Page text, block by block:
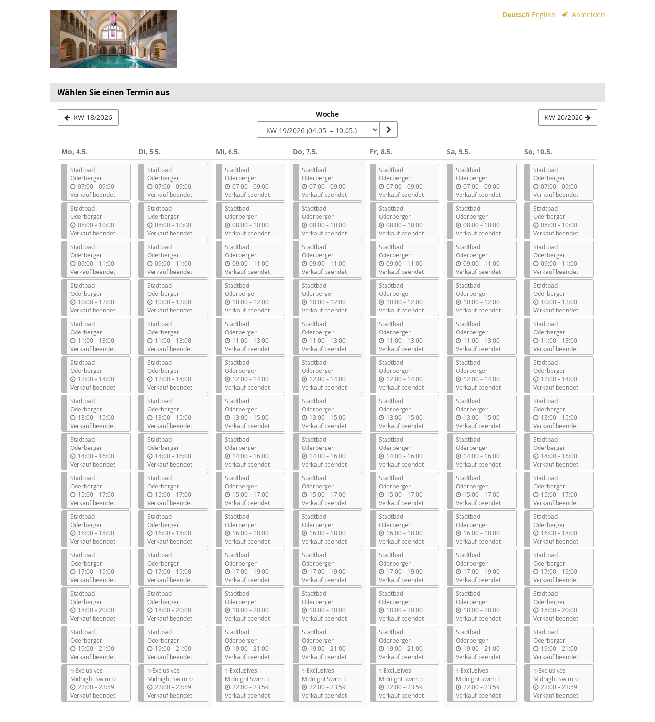
Deutsch English Anmelden
Wählen Sie einen Termin aus
KW 18/2026
auswählen
Woche KW 20/2026
Mo, 4.5.
Stadtbad
Oderberger
07:00–b
i
s
09:00
Verkauf beendet
Stadtbad
Oderberger
08:00–b
i
s
10:00
Verkauf beendet
Stadtbad
Oderberger
09:00–b
i
s
11:00
Verkauf beendet
Stadtbad
Oderberger
10:00–b
i
s
12:00
Verkauf beendet
Stadtbad
Oderberger
11:00–b
i
s
13:00
Verkauf beendet
Stadtbad
Oderberger
12:00–b
i
s
14:00
Verkauf beendet
Stadtbad
Oderberger
13:00–b
i
s
15:00
Verkauf beendet
Stadtbad
Oderberger
14:00–b
i
s
16:00
Verkauf beendet
Stadtbad
Oderberger
15:00–b
i
s
17:00
Verkauf beendet
Stadtbad
Oderberger
16:00–b
i
s
18:00
Verkauf beendet
Stadtbad
Oderberger
17:00–b
i
s
19:00
Verkauf beendet
Stadtbad
Oderberger
18:00–b
i
s
20:00
Verkauf beendet
Stadtbad
Oderberger
19:00–b
i
s
21:00
Verkauf beendet
✨Exclusives
Midnight Swim ✨
22:00–b
i
s
23:59
Verkauf beendet
Di, 5.5.
Stadtbad
Oderberger
07:00 –b
i
s
09:00
Verkauf beendet
Stadtbad
Oderberger
08:00 –b
i
s
10:00
Verkauf beendet
Stadtbad
Oderberger
09:00 –b
i
s
11:00
Verkauf beendet
Stadtbad
Oderberger
10:00 –b
i
s
12:00
Verkauf beendet
Stadtbad
Oderberger
11:00 –b
i
s
13:00
Verkauf beendet
Stadtbad
Oderberger
12:00 –b
i
s
14:00
Verkauf beendet
Stadtbad
Oderberger
13:00 –b
i
s
15:00
Verkauf beendet
Stadtbad
Oderberger
14:00 –b
i
s
16:00
Verkauf beendet
Stadtbad
Oderberger
15:00 –b
i
s
17:00
Verkauf beendet
Stadtbad
Oderberger
16:00 –b
i
s
18:00
Verkauf beendet
Stadtbad
Oderberger
17:00 –b
i
s
19:00
Verkauf beendet
Stadtbad
Oderberger
18:00 –b
i
s
20:00
Verkauf beendet
Stadtbad
Oderberger
19:00 –b
i
s
21:00
Verkauf beendet
✨Exclusives
Midnight Swim ✨
22:00 –b
i
s
23:59
Verkauf beendet
Mi, 6.5.
Stadtbad
Oderberger
07:00 –b
i
s
09:00
Verkauf beendet
Stadtbad
Oderberger
08:00 –b
i
s
10:00
Verkauf beendet
Stadtbad
Oderberger
09:00 –b
i
s
11:00
Verkauf beendet
Stadtbad
Oderberger
10:00 –b
i
s
12:00
Verkauf beendet
Stadtbad
Oderberger
11:00 –b
i
s
13:00
Verkauf beendet
Stadtbad
Oderberger
12:00 –b
i
s
14:00
Verkauf beendet
Stadtbad
Oderberger
13:00 –b
i
s
15:00
Verkauf beendet
Stadtbad
Oderberger
14:00 –b
i
s
16:00
Verkauf beendet
Stadtbad
Oderberger
15:00 –b
i
s
17:00
Verkauf beendet
Stadtbad
Oderberger
16:00 –b
i
s
18:00
Verkauf beendet
Stadtbad
Oderberger
17:00 –b
i
s
19:00
Verkauf beendet
Stadtbad
Oderberger
18:00 –b
i
s
20:00
Verkauf beendet
Stadtbad
Oderberger
19:00 –b
i
s
21:00
Verkauf beendet
✨Exclusives
Midnight Swim ✨
22:00 –b
i
s
23:59
Verkauf beendet
Do, 7.5.
Stadtbad
Oderberger
07:00–b
i
s
09:00
Verkauf beendet
Stadtbad
Oderberger
08:00–b
i
s
10:00
Verkauf beendet
Stadtbad
Oderberger
09:00–b
i
s
11:00
Verkauf beendet
Stadtbad
Oderberger
10:00–b
i
s
12:00
Verkauf beendet
Stadtbad
Oderberger
11:00–b
i
s
13:00
Verkauf beendet
Stadtbad
Oderberger
12:00–b
i
s
14:00
Verkauf beendet
Stadtbad
Oderberger
13:00–b
i
s
15:00
Verkauf beendet
Stadtbad
Oderberger
14:00–b
i
s
16:00
Verkauf beendet
Stadtbad
Oderberger
15:00–b
i
s
17:00
Verkauf beendet
Stadtbad
Oderberger
16:00–b
i
s
18:00
Verkauf beendet
Stadtbad
Oderberger
17:00–b
i
s
19:00
Verkauf beendet
Stadtbad
Oderberger
18:00–b
i
s
20:00
Verkauf beendet
Stadtbad
Oderberger
19:00–b
i
s
21:00
Verkauf beendet
✨Exclusives
Midnight Swim ✨
22:00–b
i
s
23:59
Verkauf beendet
Fr, 8.5.
Stadtbad
Oderberger
07:00–b
i
s
09:00
Verkauf beendet
Stadtbad
Oderberger
08:00–b
i
s
10:00
Verkauf beendet
Stadtbad
Oderberger
09:00–b
i
s
11:00
Verkauf beendet
Stadtbad
Oderberger
10:00–b
i
s
12:00
Verkauf beendet
Stadtbad
Oderberger
11:00–b
i
s
13:00
Verkauf beendet
Stadtbad
Oderberger
12:00–b
i
s
14:00
Verkauf beendet
Stadtbad
Oderberger
13:00–b
i
s
15:00
Verkauf beendet
Stadtbad
Oderberger
14:00–b
i
s
16:00
Verkauf beendet
Stadtbad
Oderberger
15:00–b
i
s
17:00
Verkauf beendet
Stadtbad
Oderberger
16:00–b
i
s
18:00
Verkauf beendet
Stadtbad
Oderberger
17:00–b
i
s
19:00
Verkauf beendet
Stadtbad
Oderberger
18:00–b
i
s
20:00
Verkauf beendet
Stadtbad
Oderberger
19:00–b
i
s
21:00
Verkauf beendet
✨Exclusives
Midnight Swim ✨
22:00–b
i
s
23:59
Verkauf beendet
Sa, 9.5.
Stadtbad
Oderberger
07:00 –b
i
s
09:00
Verkauf beendet
Stadtbad
Oderberger
08:00 –b
i
s
10:00
Verkauf beendet
Stadtbad
Oderberger
09:00 –b
i
s
11:00
Verkauf beendet
Stadtbad
Oderberger
10:00 –b
i
s
12:00
Verkauf beendet
Stadtbad
Oderberger
11:00 –b
i
s
13:00
Verkauf beendet
Stadtbad
Oderberger
12:00 –b
i
s
14:00
Verkauf beendet
Stadtbad
Oderberger
13:00 –b
i
s
15:00
Verkauf beendet
Stadtbad
Oderberger
14:00 –b
i
s
16:00
Verkauf beendet
Stadtbad
Oderberger
15:00 –b
i
s
17:00
Verkauf beendet
Stadtbad
Oderberger
16:00 –b
i
s
18:00
Verkauf beendet
Stadtbad
Oderberger
17:00 –b
i
s
19:00
Verkauf beendet
Stadtbad
Oderberger
18:00 –b
i
s
20:00
Verkauf beendet
Stadtbad
Oderberger
19:00 –b
i
s
21:00
Verkauf beendet
✨Exclusives
Midnight Swim ✨
22:00 –b
i
s
23:59
Verkauf beendet
So, 10.5.
Stadtbad
Oderberger
07:00 –b
i
s
09:00
Verkauf beendet
Stadtbad
Oderberger
08:00 –b
i
s
10:00
Verkauf beendet
Stadtbad
Oderberger
09:00 –b
i
s
11:00
Verkauf beendet
Stadtbad
Oderberger
10:00 –b
i
s
12:00
Verkauf beendet
Stadtbad
Oderberger
11:00 –b
i
s
13:00
Verkauf beendet
Stadtbad
Oderberger
12:00 –b
i
s
14:00
Verkauf beendet
Stadtbad
Oderberger
13:00 –b
i
s
15:00
Verkauf beendet
Stadtbad
Oderberger
14:00 –b
i
s
16:00
Verkauf beendet
Stadtbad
Oderberger
15:00 –b
i
s
17:00
Verkauf beendet
Stadtbad
Oderberger
16:00 –b
i
s
18:00
Verkauf beendet
Stadtbad
Oderberger
17:00 –b
i
s
19:00
Verkauf beendet
Stadtbad
Oderberger
18:00 –b
i
s
20:00
Verkauf beendet
Stadtbad
Oderberger
19:00 –b
i
s
21:00
Verkauf beendet
✨Exclusives
Midnight Swim ✨
22:00 –b
i
s
23:59
Verkauf beendet